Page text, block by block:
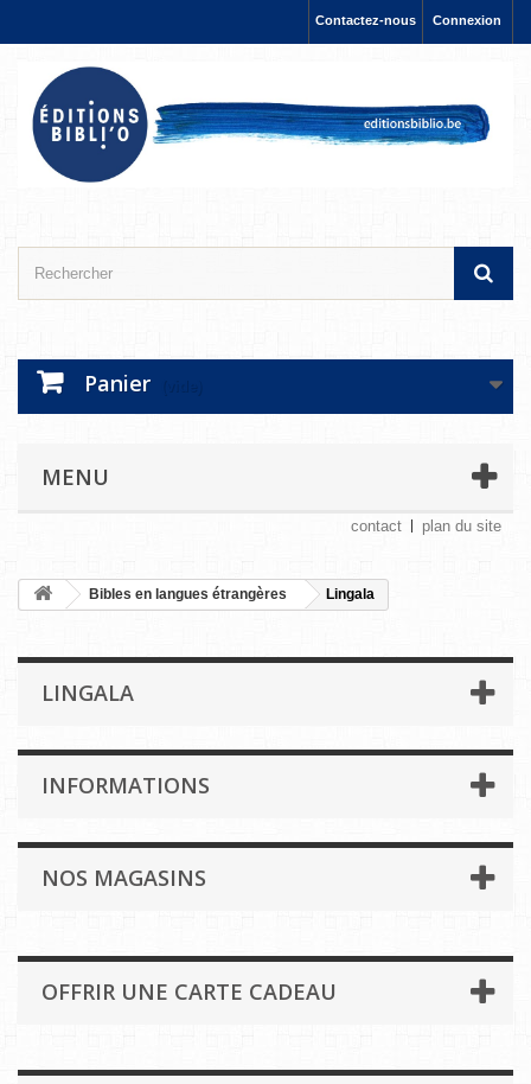
Connexion
Contactez-nous
Panier
MENU
contact plan du site
Bibles en langues étrangères Lingala
LINGALA
INFORMATIONS
NOS MAGASINS
OFFRIR UNE CARTE CADEAU